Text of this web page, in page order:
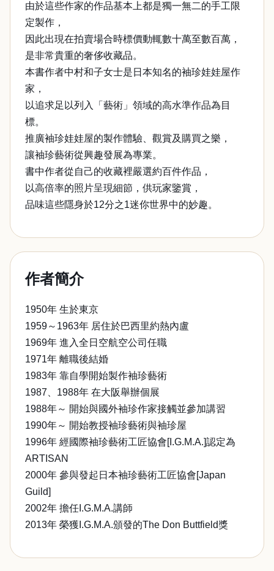
由於這些作家的作品基本上都是獨一無二的手工限
定製作，
因此出現在拍賣場合時標價動輒數十萬至數百萬，
是非常貴重的奢侈收藏品。
本書作者中村和子女士是日本知名的袖珍娃娃屋作
家，
以追求足以列入「藝術」領域的高水準作品為目
標。
推廣袖珍娃娃屋的製作體驗、觀賞及購買之樂，
讓袖珍藝術從興趣發展為專業。
書中作者從自己的收藏裡嚴選約百件作品，
以高倍率的照片呈現細節，供玩家鑒賞，
品味這些隱身於12分之1迷你世界中的妙趣。
作者簡介
1950年 生於東京
1959～1963年 居住於巴西里約熱內盧
1969年 進入全日空航空公司任職
1971年 離職後結婚
1983年 靠自學開始製作袖珍藝術
1987、1988年 在大阪舉辦個展
1988年～ 開始與國外袖珍作家接觸並參加講習
1990年～ 開始教授袖珍藝術與袖珍屋
1996年 經國際袖珍藝術工匠協會[I.G.M.A.]認定為
ARTISAN
2000年 參與發起日本袖珍藝術工匠協會[Japan
Guild]
2002年 擔任I.G.M.A.講師
2013年 榮獲I.G.M.A.頒發的The Don Buttfield獎